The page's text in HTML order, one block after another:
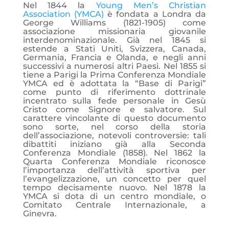
Nel 1844 la Young Men’s Christian
Association (YMCA)è fondata a Londra da
George Williams (1821-1905) come
associazione missionaria giovanile
interdenominazionale. Già nel 1845 si
estende a Stati Uniti, Svizzera, Canada,
Germania, Francia e Olanda, e negli anni
successivi a numerosi altri Paesi. Nel 1855 si
tiene a Parigi la Prima Conferenza Mondiale
YMCA ed è adottata la “Base di Parigi”
come punto di riferimento dottrinale
incentrato sulla fede personale in Gesù
Cristo come Signore e salvatore. Sul
carattere vincolante di questo documento
sono sorte, nel corso della storia
dell’associazione, notevoli controversie: tali
dibattiti iniziano già alla Seconda
Conferenza Mondiale (1858). Nel 1862 la
Quarta Conferenza Mondiale riconosce
l’importanza dell’attività sportiva per
l’evangelizzazione, un concetto per quel
tempo decisamente nuovo. Nel 1878 la
YMCA si dota di un centro mondiale, o
Comitato Centrale Internazionale, a
Ginevra.